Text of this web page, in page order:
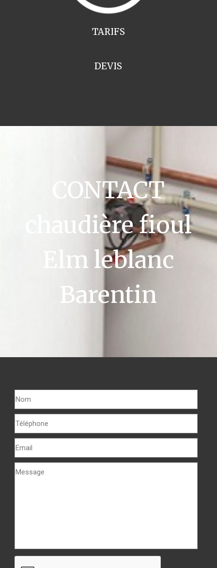
TARIFS
DEVIS
CONTACT
chaudière fioul
Elm leblanc
Barentin